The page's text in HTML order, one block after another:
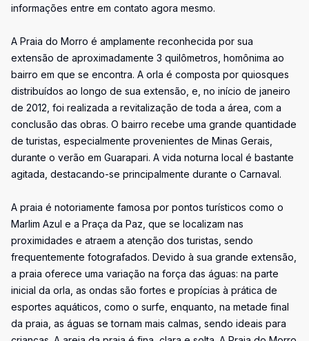
informações entre em contato agora mesmo.
A Praia do Morro é amplamente reconhecida por sua
extensão de aproximadamente 3 quilômetros, homônima ao
bairro em que se encontra. A orla é composta por quiosques
distribuídos ao longo de sua extensão, e, no início de janeiro
de 2012, foi realizada a revitalização de toda a área, com a
conclusão das obras. O bairro recebe uma grande quantidade
de turistas, especialmente provenientes de Minas Gerais,
durante o verão em Guarapari. A vida noturna local é bastante
agitada, destacando-se principalmente durante o Carnaval.
A praia é notoriamente famosa por pontos turísticos como o
Marlim Azul e a Praça da Paz, que se localizam nas
proximidades e atraem a atenção dos turistas, sendo
frequentemente fotografados. Devido à sua grande extensão,
a praia oferece uma variação na força das águas: na parte
inicial da orla, as ondas são fortes e propícias à prática de
esportes aquáticos, como o surfe, enquanto, na metade final
da praia, as águas se tornam mais calmas, sendo ideais para